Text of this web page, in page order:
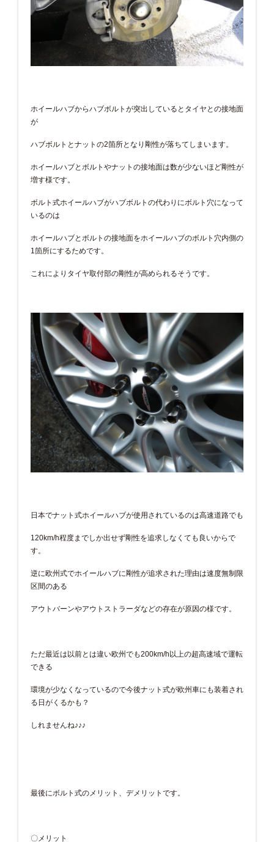
ホイールハブからハブボルトが突出しているとタイヤとの接地面
が
ハブボルトとナットの2箇所となり剛性が落ちてしまいます。
ホイールハブとボルトやナットの接地面は数が少ないほど剛性が
増す様です。
ボルト式ホイールハブがハブボルトの代わりにボルト穴になって
いるのは
ホイールハブとボルトの接地面をホイールハブのボルト穴内側の
1箇所にするためです。
これによりタイヤ取付部の剛性が高められるそうです。
日本でナット式ホイールハブが使用されているのは高速道路でも
120km/h程度までしか出せず剛性を追求しなくても良いからで
す。
逆に欧州式でホイールハブに剛性が追求された理由は速度無制限
区間のある
アウトバーンやアウトストラーダなどの存在が原因の様です。
ただ最近は以前とは違い欧州でも200km/h以上の超高速域で運転
できる
環境が少なくなっているので今後ナット式が欧州車にも装着され
る日がくるかも？
しれませんね♪♪♪
最後にボルト式のメリット、デメリットです。
〇メリット